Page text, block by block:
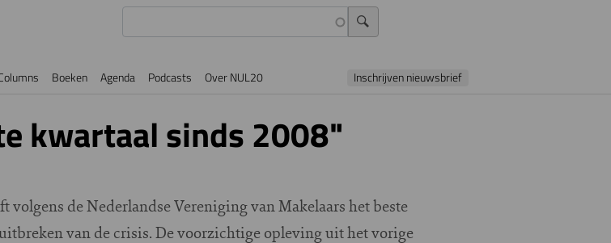
Boeken Agenda Podcasts Over NUL20 Inschrijven nieuwsbrief
kwartaal sinds 2008"
volgens de Nederlandse Vereniging van Makelaars het beste
van de crisis. De voorzichtige opleving uit het vorige